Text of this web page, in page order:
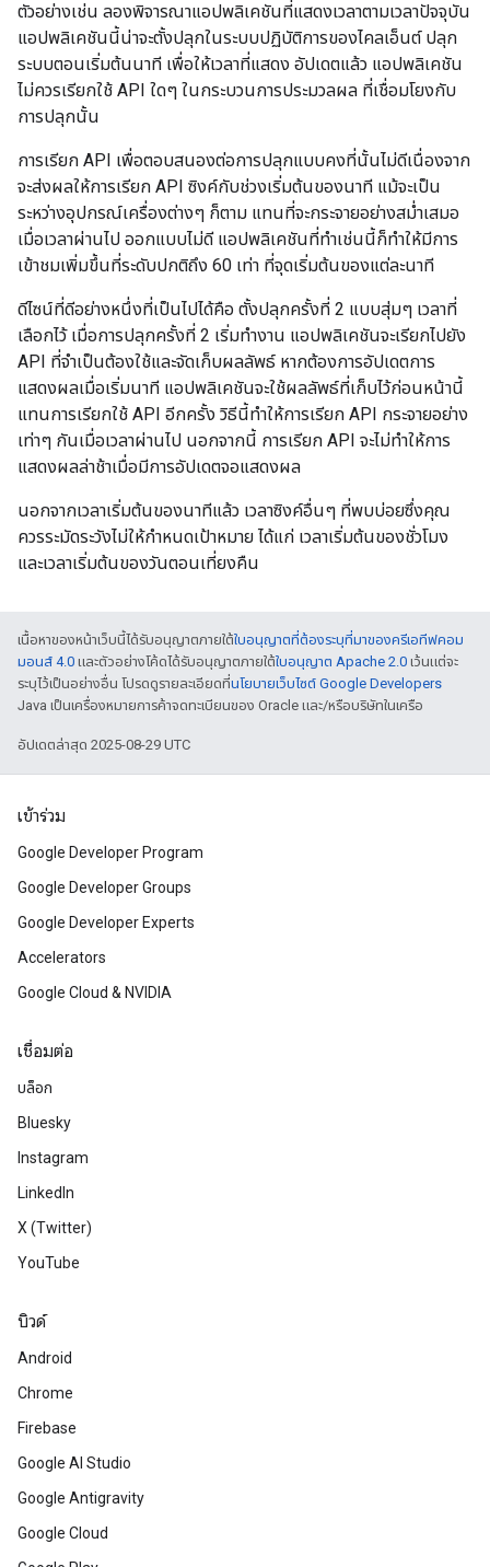
ตัวอย่างเช่น ลองพิจารณาแอปพลิเคชันที่แสดงเวลาตามเวลาปัจจุบัน
แอปพลิเคชันนี้น่าจะตั้งปลุกในระบบปฏิบัติการของไคลเอ็นต์ ปลุก
ระบบตอนเริ่มต้นนาที เพื่อให้เวลาที่แสดง อัปเดตแล้ว แอปพลิเคชัน
ไม่ควรเรียกใช้ API ใดๆ ในกระบวนการประมวลผล ที่เชื่อมโยงกับ
การปลุกนั้น
การเรียก API เพื่อตอบสนองต่อการปลุกแบบคงที่นั้นไม่ดีเนื่องจาก
จะส่งผลให้การเรียก API ซิงค์กับช่วงเริ่มต้นของนาที แม้จะเป็น
ระหว่างอุปกรณ์เครื่องต่างๆ ก็ตาม แทนที่จะกระจายอย่างสม่ำเสมอ
เมื่อเวลาผ่านไป ออกแบบไม่ดี แอปพลิเคชันที่ทำเช่นนี้ก็ทำให้มีการ
เข้าชมเพิ่มขึ้นที่ระดับปกติถึง 60 เท่า ที่จุดเริ่มต้นของแต่ละนาที
ดีไซน์ที่ดีอย่างหนึ่งที่เป็นไปได้คือ ตั้งปลุกครั้งที่ 2 แบบสุ่มๆ เวลาที่
เลือกไว้ เมื่อการปลุกครั้งที่ 2 เริ่มทํางาน แอปพลิเคชันจะเรียกไปยัง
API ที่จำเป็นต้องใช้และจัดเก็บผลลัพธ์ หากต้องการอัปเดตการ
แสดงผลเมื่อเริ่มนาที แอปพลิเคชันจะใช้ผลลัพธ์ที่เก็บไว้ก่อนหน้านี้
แทนการเรียกใช้ API อีกครั้ง วิธีนี้ทำให้การเรียก API กระจายอย่าง
เท่าๆ กันเมื่อเวลาผ่านไป นอกจากนี้ การเรียก API จะไม่ทำให้การ
แสดงผลล่าช้าเมื่อมีการอัปเดตจอแสดงผล
นอกจากเวลาเริ่มต้นของนาทีแล้ว เวลาซิงค์อื่นๆ ที่พบบ่อยซึ่งคุณ
ควรระมัดระวังไม่ให้กําหนดเป้าหมาย ได้แก่ เวลาเริ่มต้นของชั่วโมง
และเวลาเริ่มต้นของวันตอนเที่ยงคืน
เนื้อหาของหน้าเว็บนี้ได้รับอนุญาตภายใต้ใบอนุญาตที่ต้องระบุที่มาของครีเอทีฟคอม
มอนส์ 4.0 และตัวอย่างโค้ดได้รับอนุญาตภายใต้ใบอนุญาต Apache 2.0 เว้นแต่จะ
ระบุไว้เป็นอย่างอื่น โปรดดูรายละเอียดที่นโยบายเว็บไซต์ Google Developers
Java เป็นเครื่องหมายการค้าจดทะเบียนของ Oracle และ/หรือบริษัทในเครือ
อัปเดตล่าสุด 2025-08-29 UTC
เข้าร่วม
Google Developer Program
Google Developer Groups
Google Developer Experts
Accelerators
Google Cloud & NVIDIA
เชื่อมต่อ
บล็อก
Bluesky
Instagram
LinkedIn
X (Twitter)
YouTube
บิวด์
Android
Chrome
Firebase
Google AI Studio
Google Antigravity
Google Cloud